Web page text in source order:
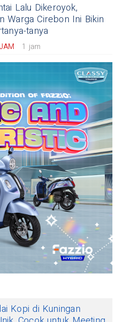
Lalu Dikeroyok,
Warga Cirebon Ini Bikin
tanya
1 jam
Kopi di Kuningan